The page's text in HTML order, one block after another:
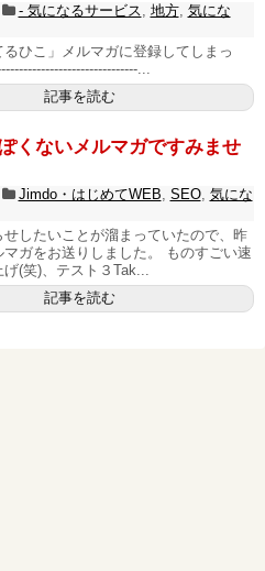
- 気になるサービス 地方, 気にな
ひこ」メルマガに登録してしまっ
...
記事を読む
くないメルマガですみませ
Jimdo・はじめてWEB SEO, 気にな
せしたいことが溜まっていたので、昨
マガをお送りしました。 ものすごい速
(笑)、テスト３Tak...
記事を読む